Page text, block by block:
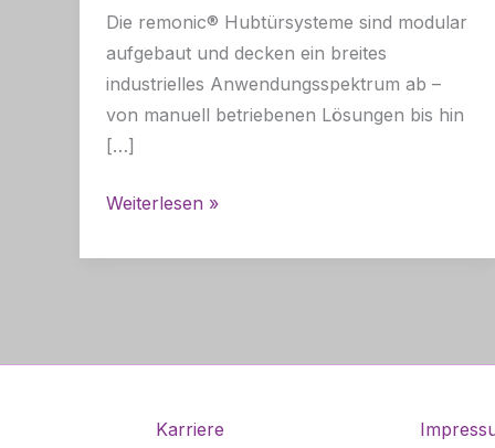
Die remonic® Hubtürsysteme sind modular
aufgebaut und decken ein breites
industrielles Anwendungsspektrum ab –
von manuell betriebenen Lösungen bis hin
[…]
Technische
der
Weiterlesen »
Karriere